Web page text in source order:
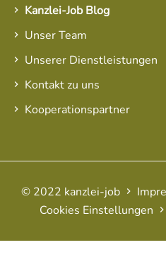
Kanzlei-Job Blog
Unser Team
Unserer Dienstleistungen
Kontakt zu uns
Kooperationspartner
© 2022 kanzlei-job
Cookies Einstellungen